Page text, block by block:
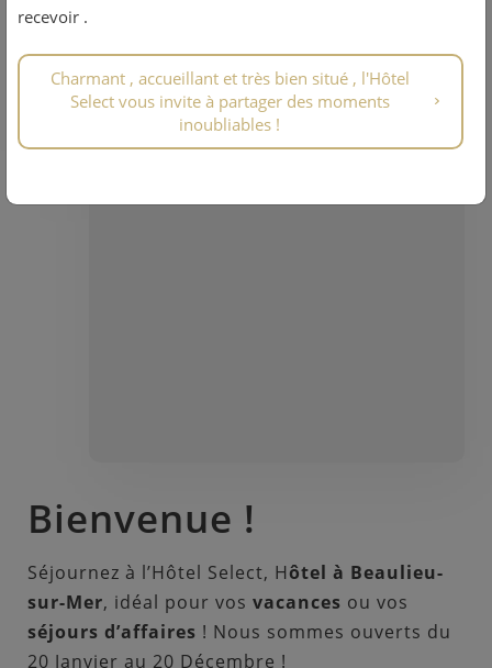
Bienvenue !
Séjournez à l’Hôtel Select, Hôtel à Beaulieu-
sur-Mer, idéal pour vos vacances ou vos
séjours d’affaires ! Nous sommes ouverts du
20 Janvier au 20 Décembre !
recevoir .
Charmant , accueillant et très bien situé , l'Hôtel
Select vous invite à partager des moments
inoubliables !